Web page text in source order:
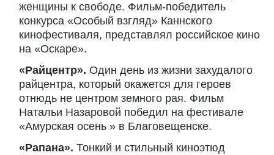
женщины к свободе. Фильм-победитель
конкурса «Особый взгляд» Каннского
кинофестиваля, представлял российское кино
на «Оскаре».
«Райцентр». Один день из жизни захудалого
райцентра, который окажется для героев
отнюдь не центром земного рая. Фильм
Натальи Назаровой победил на фестивале
«Амурская осень » в Благовещенске.
«Рапана». Тонкий и стильный киноэтюд